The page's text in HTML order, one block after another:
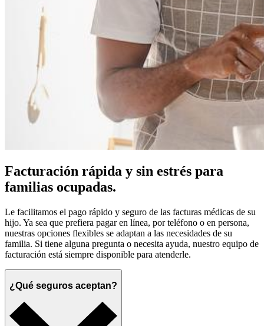
Facturación rápida y sin estrés para
familias ocupadas.
Le facilitamos el pago rápido y seguro de las facturas médicas de su
hijo. Ya sea que prefiera pagar en línea, por teléfono o en persona,
nuestras opciones flexibles se adaptan a las necesidades de su
familia. Si tiene alguna pregunta o necesita ayuda, nuestro equipo de
facturación está siempre disponible para atenderle.
¿Qué seguros aceptan?